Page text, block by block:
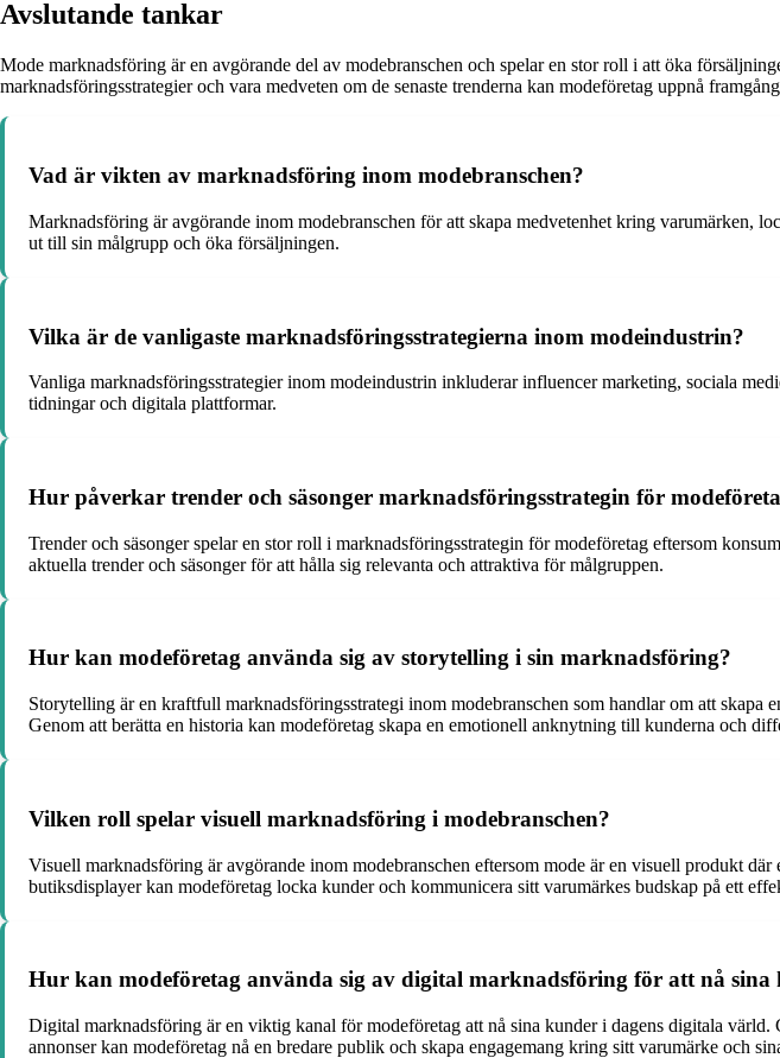
Avslutande tankar
Mode marknadsföring är en avgörande del av modebranschen och spelar en stor roll i att öka
marknadsföringsstrategier och vara medveten om de senaste trenderna kan modeföretag uppnå
Vad är vikten av marknadsföring inom modebranschen?
Marknadsföring är avgörande inom modebranschen för att skapa medvetenhet kring varumärken,
ut till sin målgrupp och öka försäljningen.
Vilka är de vanligaste marknadsföringsstrategierna inom modeindustrin?
Vanliga marknadsföringsstrategier inom modeindustrin inkluderar influencer marketing, sociala
tidningar och digitala plattformar.
Hur påverkar trender och säsonger marknadsföringsstrategin för
Trender och säsonger spelar en stor roll i marknadsföringsstrategin för modeföretag eftersom
aktuella trender och säsonger för att hålla sig relevanta och attraktiva för målgruppen.
Hur kan modeföretag använda sig av storytelling i sin marknadsföring?
Storytelling är en kraftfull marknadsföringsstrategi inom modebranschen som handlar om att
Genom att berätta en historia kan modeföretag skapa en emotionell anknytning till kunderna och
Vilken roll spelar visuell marknadsföring i modebranschen?
Visuell marknadsföring är avgörande inom modebranschen eftersom mode är en visuell produkt
butiksdisplayer kan modeföretag locka kunder och kommunicera sitt varumärkes budskap på ett
Hur kan modeföretag använda sig av digital marknadsföring för att nå sina
Digital marknadsföring är en viktig kanal för modeföretag att nå sina kunder i dagens digitala
annonser kan modeföretag nå en bredare publik och skapa engagemang kring sitt varumärke och